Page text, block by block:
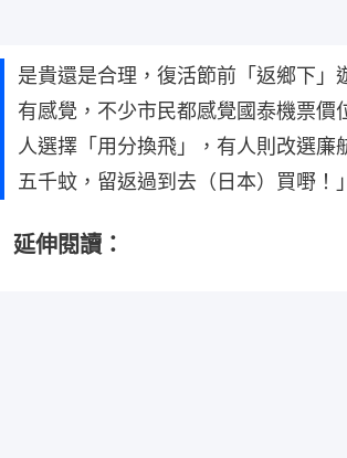
是貴還是合理，復活節前「返鄉下」
有感覺，不少市民都感覺國泰機票價
人選擇「用分換飛」，有人則改選廉
五千蚊，留返過到去（日本）買嘢！」
延伸閱讀：